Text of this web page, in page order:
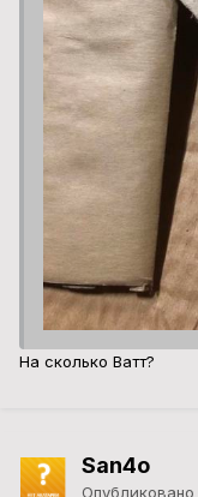
На сколько Ватт?
San4o
Опубликовано